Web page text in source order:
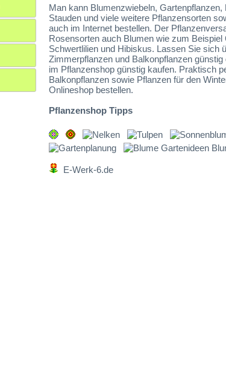
Man kann Blumenzwiebeln,
Stauden und viele weitere Pflanzensorten
auch im Internet bestellen. Der
Rosensorten auch Blumen wie zum
Schwertlilien und Hibiskus. Lassen Sie sich
Zimmerpflanzen und Balkonpflanzen
im Pflanzenshop günstig kaufen. Praktisch
Balkonpflanzen sowie Pflanzen für den
Onlineshop bestellen.
Pflanzenshop Tipps
E-Werk-6.de